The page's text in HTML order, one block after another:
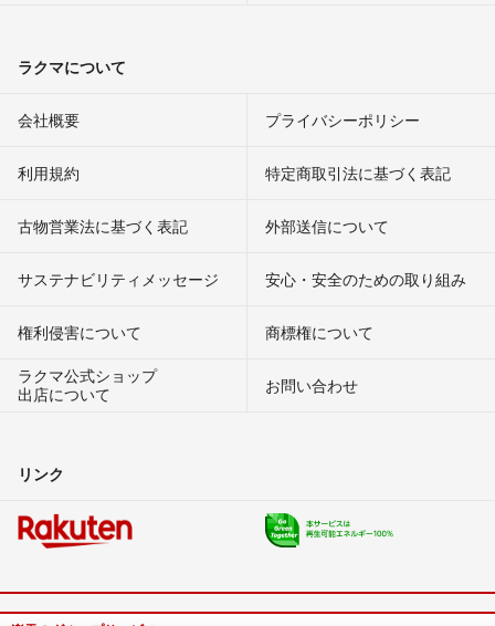
ラクマについて
会社概要 プライバシーポリシー
利用規約 特定商取引法に基づく表記
古物営業法に基づく表記 外部送信について
サステナビリティメッセージ 安心・安全のための取り組み
権利侵害について
商標権について
ラクマ公式ショップ
出店について
お問い合わせ
リンク